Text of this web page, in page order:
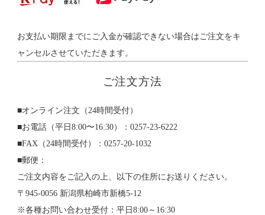
お支払い期限までにご入金が確認できない場合はご注文をキ
ャンセルさせていただきます。
ご注文方法
■オンライン注文（24時間受付）
■お電話（平日8:00〜16:30）：0257-23-6222
■FAX（24時間受付）：0257-20-1032
■郵便：
ご注文内容をご記入の上、以下の住所にお送りください。
〒945-0056 新潟県柏崎市新橋5-12
※各種お問い合わせ受付：平日8:00～16:30